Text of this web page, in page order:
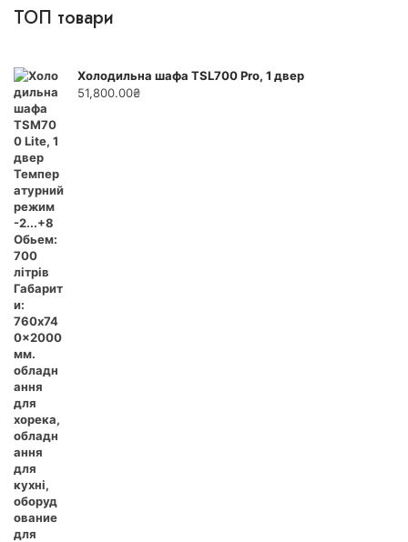
ТОП товари
Холодильна шафа TSL700 Pro, 1 двер
51,800.00₴